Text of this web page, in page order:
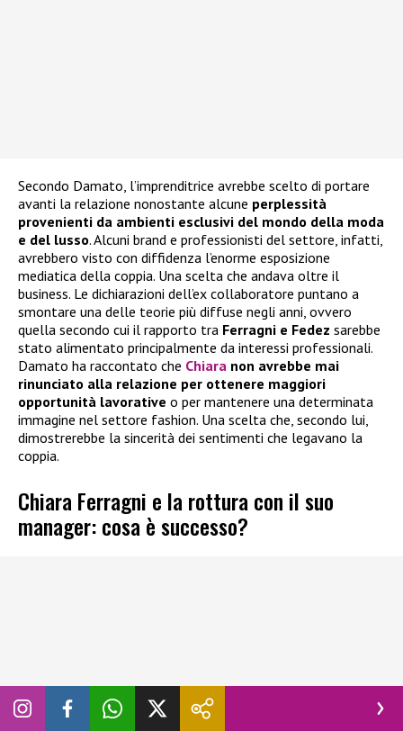
Secondo Damato, l’imprenditrice avrebbe scelto di portare
avanti la relazione nonostante alcune perplessità
provenienti da ambienti esclusivi del mondo della moda
e del lusso. Alcuni brand e professionisti del settore, infatti,
avrebbero visto con diffidenza l’enorme esposizione
mediatica della coppia. Una scelta che andava oltre il
business. Le dichiarazioni dell’ex collaboratore puntano a
smontare una delle teorie più diffuse negli anni, ovvero
quella secondo cui il rapporto tra Ferragni e Fedez sarebbe
stato alimentato principalmente da interessi professionali.
Damato ha raccontato che Chiara non avrebbe mai
rinunciato alla relazione per ottenere maggiori
opportunità lavorative o per mantenere una determinata
immagine nel settore fashion. Una scelta che, secondo lui,
dimostrerebbe la sincerità dei sentimenti che legavano la
coppia.
Chiara Ferragni e la rottura con il suo
manager: cosa è successo?